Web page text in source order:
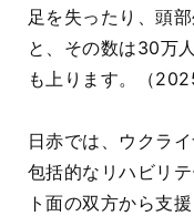
足を失ったり、頭
と、その数は30万
も上ります。（
日赤では、ウクラ
包括的なリハビリ
ト面の双方から支